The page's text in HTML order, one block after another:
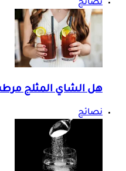
نصائح
هل الشاي المثلج
نصائح